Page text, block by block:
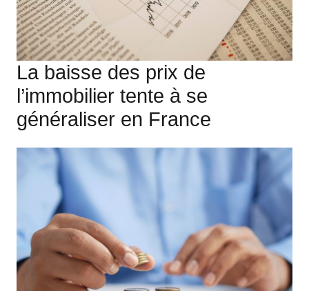
La baisse des prix de
l’immobilier tente à se
généraliser en France